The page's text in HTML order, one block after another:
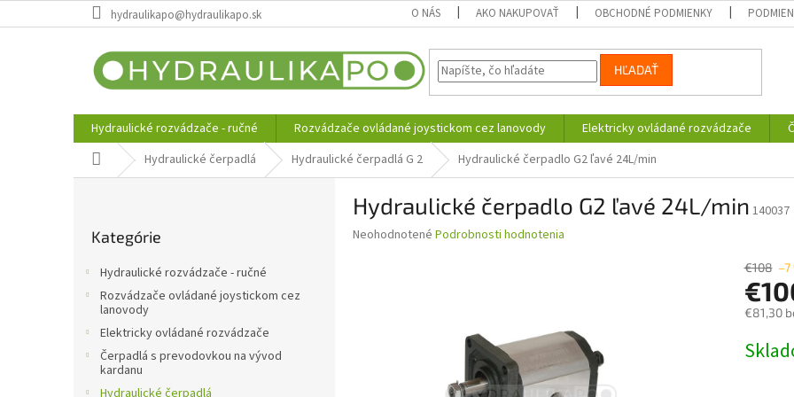
na
hydraulikapo@hydraulikapo.sk O NÁS AKO NAKUPOVAŤ OBCHODNÉ PODMIENKY
HĽADAŤ
Hydraulické rozvádzače - ručné Rozvádzače ovládané joystickom cez lanovody Elektricky ovládané rozvádzače
DomovHydraulické čerpadlá Hydraulické čerpadlá G 2 Hydraulické čerpadlo G2 ľavé 24L/min
kategórie
Kategórie
Hydraulické rozvádzače - ručné
Rozvádzače ovládané joystickom cez
lanovody
Elektricky ovládané rozvádzače
Čerpadlá s prevodovkou na vývod
kardanu
Hydraulické čerpadlá
Hydraulické čerpadlo G2 ľavé 24L/min 140037
Priemerné
Neohodnotené Podrobnosti hodnotenia
€108 –7
€81,30
cena: